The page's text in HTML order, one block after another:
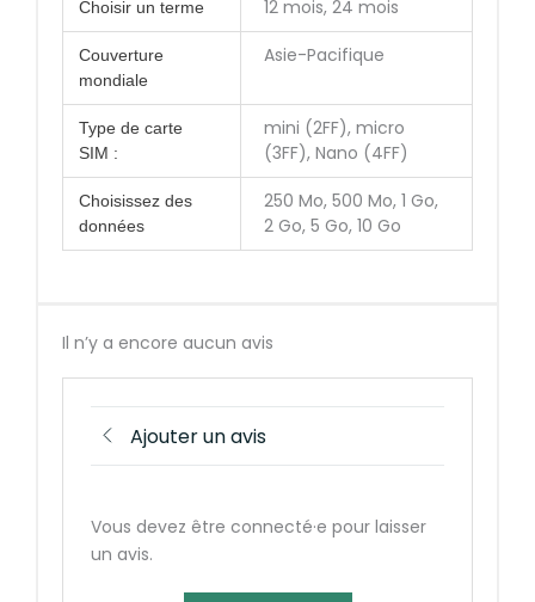
Choisir un terme 12 mois, 24 mois
Couverture
mondiale
Asie-Pacifique
Type de carte
SIM :
mini (2FF), micro
(3FF), Nano (4FF)
Choisissez des
données
250 Mo, 500 Mo, 1 Go,
2 Go, 5 Go, 10 Go
Il n’y a encore aucun avis
Ajouter un avis
Vous devez être connecté·e pour laisser
un avis.